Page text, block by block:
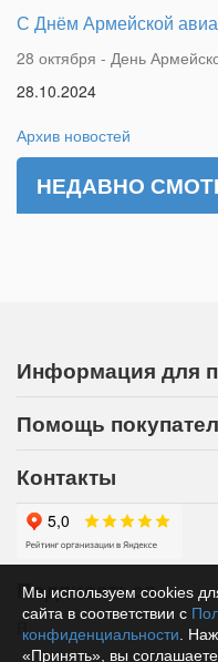
С Днём Армейской
28 октября - День
28.10.2024
Архив новостей
НЕДАВНО
Информация для
Помощь
Контакты
Подписаться
R
Мы используем cookies
сайта в соответствии с
конфиденциальности .
«Принять», вы